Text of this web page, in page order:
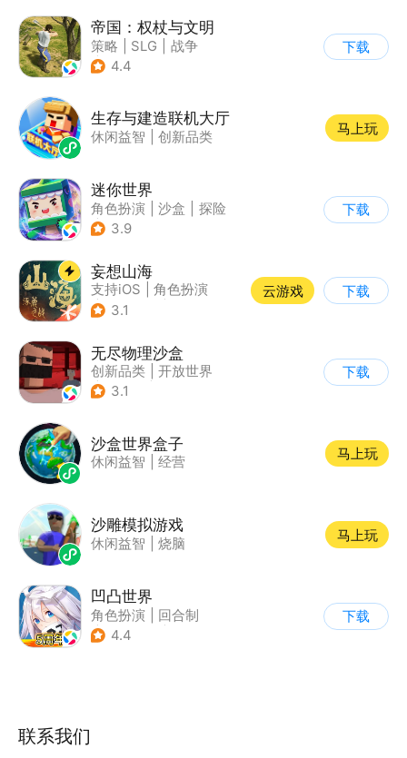
帝国：权杖与文明
策略 SLG
战争
| 自由交易
4.4
下载
生存与建造联机大厅
休闲益智 创新品类
马上玩
迷你世界
角色扮演 沙盒
探险
| 我的世界
3.9
下载
妄想山海
支持iOS
角色扮演
| 店铺经营
3.1
云游戏 下载
无尽物理沙盒
创新品类
开放世界
| 像素风
3.1
下载
沙盒世界盒子
休闲益智 经营
马上玩
沙雕模拟游戏
休闲益智 烧脑
马上玩
凹凸世界
角色扮演
回合制
| 动漫改编
4.4
下载
联系我们